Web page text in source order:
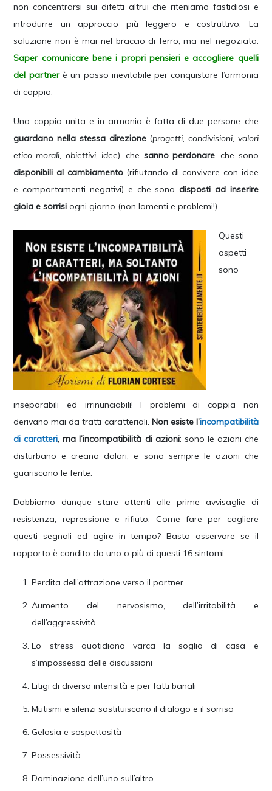
non concentrarsi sui difetti altrui che riteniamo fastidiosi e
introdurre un approccio più leggero e costruttivo. La
soluzione non è mai nel braccio di ferro, ma nel negoziato.
Saper comunicare bene i propri pensieri e accogliere quelli
del partnerè un passo inevitabile per conquistare l’armonia
di coppia.
Una coppia unita e in armonia è fatta di due persone che
guardano nella stessa direzione(progetti, condivisioni, valori
etico-morali, obiettivi, idee), che sanno perdonare, che sono
disponibili al cambiamento (rifiutando di convivere con idee
e comportamenti negativi) e che sonodisposti ad inserire
gioia e sorrisi ogni giorno (non lamenti e problemi!).
Questi
aspetti
sono
inseparabili ed irrinunciabili! I problemi di coppia non
derivano mai da tratti caratteriali. Non esiste l’incompatibilità
di caratteri, ma l’incompatibilità di azioni: sono le azioni che
disturbano e creano dolori, e sono sempre le azioni che
guariscono le ferite.
Dobbiamo dunque stare attenti alle prime avvisaglie di
resistenza, repressione e rifiuto. Come fare per cogliere
questi segnali ed agire in tempo? Basta osservare se il
rapporto è condito da uno o più di questi 16 sintomi:
Perdita dell’attrazione verso il partner
Aumento del nervosismo, dell’irritabilità e
dell’aggressività
Lo stress quotidiano varca la soglia di casa e
s’impossessa delle discussioni
Litigi di diversa intensità e per fatti banali
Mutismi e silenzi sostituiscono il dialogo e il sorriso
Gelosia e sospettosità
Possessività
Dominazione dell’uno sull’altro